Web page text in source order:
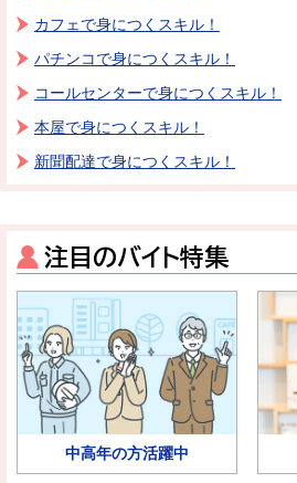
カフェで身につくスキル！
パチンコで身につくスキル！
コールセンターで身につくスキル！
本屋で身につくスキル！
新聞配達で身につくスキル！
注目のバイト特集
中高年の方活躍中